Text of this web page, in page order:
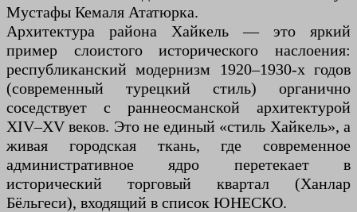
Мустафы Кемаля Ататюрка.
Архитектура района Хайкель — это яркий
пример слоистого исторического наслоения:
республиканский модернизм 1920–1930-х годов
(современный турецкий стиль) органично
соседствует с раннеосманской архитектурой
XIV–XV веков. Это не единый «стиль Хайкель», а
живая городская ткань, где современное
административное ядро перетекает в
исторический торговый квартал (Ханлар
Бёльгеси), входящий в список ЮНЕСКО.